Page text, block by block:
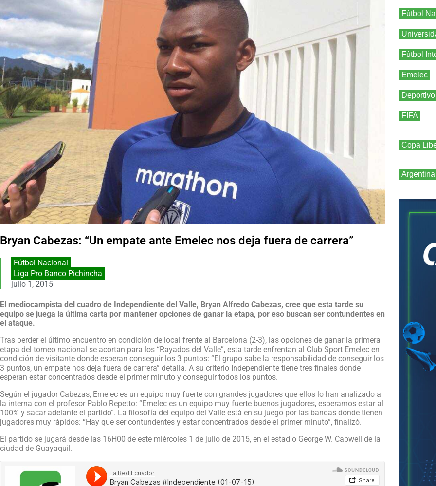
Bryan Cabezas: “Un empate ante Emelec nos deja fuera de carrera”
Fútbol Nacional
Liga Pro Banco Pichincha
julio 1, 2015
El mediocampista del cuadro de Independiente del Valle, Bryan Alfredo Cabezas, cree que esta tarde su
equipo se juega la última carta por mantener opciones de ganar la etapa, por eso buscan ser contundentes en
el ataque.
Tras perder el último encuentro en condición de local frente al Barcelona (2-3), las opciones de ganar la primera
etapa del torneo nacional se acortan para los “Rayados del Valle”, esta tarde enfrentan al Club Sport Emelec en
condición de visitante donde esperan conseguir los 3 puntos: “El grupo sabe la responsabilidad de conseguir los
3 puntos, un empate nos deja fuera de carrera” detalla. A su criterio Independiente tiene tres finales donde
esperan estar concentrados desde el primer minuto y conseguir todos los puntos.
Según el jugador Cabezas, Emelec es un equipo muy fuerte con grandes jugadores que ellos lo han analizado a
la interna con el profesor Pablo Repetto: “Emelec es un equipo muy fuerte buenos jugadores, esperamos estar al
100% y sacar adelante el partido”. La filosofía del equipo del Valle está en su juego por las bandas donde tienen
jugadores muy rápidos: “Hay que ser contundentes y estar concentrados desde el primer minuto”, finalizó.
El partido se jugará desde las 16H00 de este miércoles 1 de julio de 2015, en el estadio George W. Capwell de la
ciudad de Guayaquil.
Fútbol
Fútbol
Emelec
FIFA
Copa
Argentina